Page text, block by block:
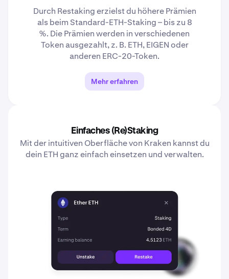
Durch Restaking erzielst du höhere Prämien
als beim Standard-ETH-Staking – bis zu 8
%. Die Prämien werden in verschiedenen
Token ausgezahlt, z. B. ETH, EIGEN oder
anderen ERC-20-Token.
Mehr erfahren
Einfaches (Re)Staking
Mit der intuitiven Oberfläche von Kraken kannst du
dein ETH ganz einfach einsetzen und verwalten.